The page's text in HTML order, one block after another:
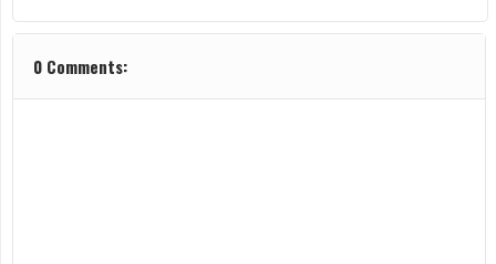
0 Comments: